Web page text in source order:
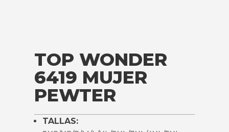
TOP WONDER
6419 MUJER
PEWTER
TALLAS: